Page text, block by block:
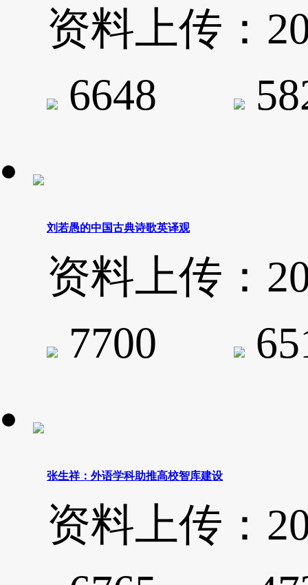
资料上传：
6648
刘若愚的中国古典诗歌英译观
资料上传：
7700
张生祥：外语学科助推高校智库建设
资料上传：